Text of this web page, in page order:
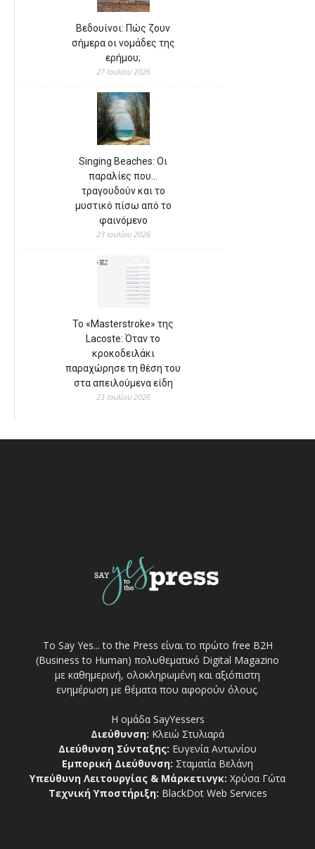
Βεδουίνοι: Πώς ζουν
σήμερα οι νομάδες της
ερήμου;
27 Ιουλίου 2026
Singing Beaches: Οι
παραλίες που…
τραγουδούν και το
μυστικό πίσω από το
φαινόμενο
23 Ιουλίου 2026
Το «Masterstroke» της
Lacoste: Όταν το
κροκοδειλάκι
παραχώρησε τη θέση του
στα απειλούμενα είδη
23 Ιουλίου 2026
Το Say Yes... to the Press είναι το πρώτο free Β2Η
(Business to Human) πολυθεματικό Digital Magazino
με καθημερινή, ολοκληρωμένη και αξιόπιστη
ενημέρωση με θέματα που αφορούν όλους.
Η ομάδα SayYessers
Διεύθυνση: Κλειώ Στυλιαρά
Διεύθυνση Σύνταξης: Ευγενία Αντωνίου
Εμπορική Διεύθυνση: Σταματία Βελάνη
Υπεύθυνη Λειτουργίας & Μάρκετινγκ: Χρύσα Γώτα
Τεχνική Υποστήριξη: BlackDot Web Services